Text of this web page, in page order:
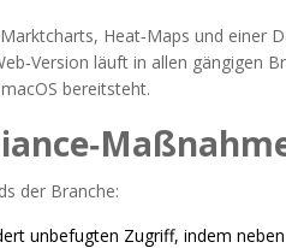
Heat‑Maps und einer
läuft in allen gängigen
bereitsteht.
der Branche:
unbefugten Zugriff, indem